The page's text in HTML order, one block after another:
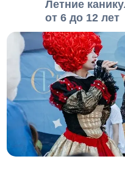
Летние
от 6 до 12 лет